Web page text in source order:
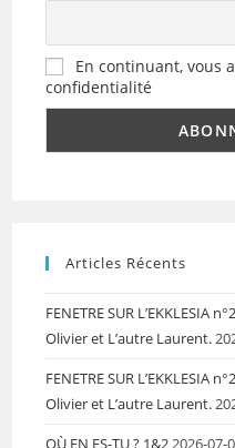
En continuant, vous
confidentialité
Articles Récents
FENETRE SUR L’EKKLESIA
Olivier et L’autre Laurent.
FENETRE SUR L’EKKLESIA
Olivier et L’autre Laurent.
OÙ EN ES-TU ? 1&22026-07-